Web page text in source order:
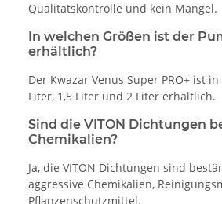
Qualitätskontrolle und kein Mangel.
In welchen Größen ist der
erhältlich?
Der Kwazar Venus Super PRO+ ist
Liter, 1,5 Liter und 2 Liter erhältlich.
Sind die VITON Dichtungen
Chemikalien?
Ja, die VITON Dichtungen sind
aggressive Chemikalien,
Pflanzenschutzmittel.